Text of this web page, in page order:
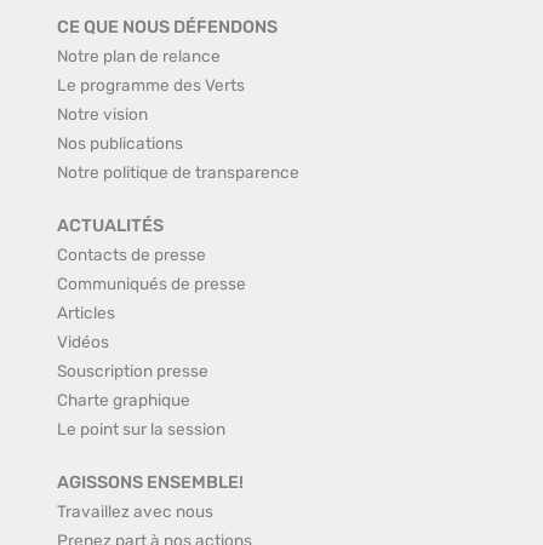
CE QUE NOUS DÉFENDONS
Notre plan de relance
Le programme des Verts
Notre vision
Nos publications
Notre politique de transparence
ACTUALITÉS
Contacts de presse
Communiqués de presse
Articles
Vidéos
Souscription presse
Charte graphique
Le point sur la session
AGISSONS ENSEMBLE!
Travaillez avec nous
Prenez part à nos actions